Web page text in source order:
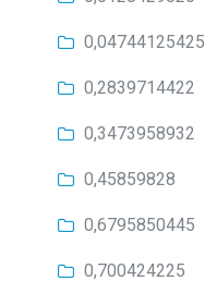
0,04744125425
0,2839714422
0,3473958932
0,45859828
0,6795850445
0,700424225